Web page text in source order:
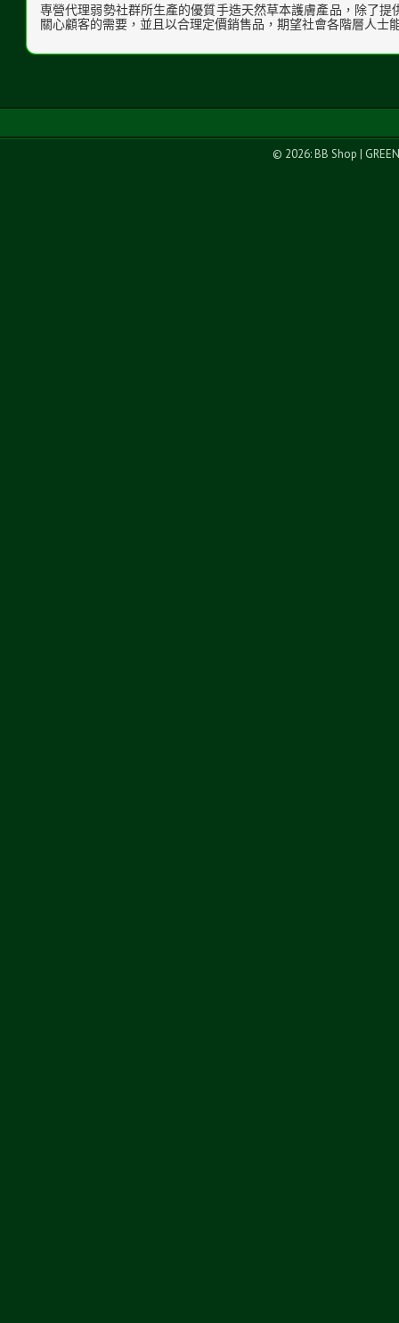
専營代理弱勢社群所生產的優質手造天然草本護膚產品，除了
關心顧客的需要，並且以合理定價銷售品，期望社會各階層人士
© 2026: BB Shop |